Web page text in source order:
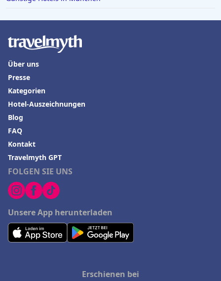
FOLGEN SIE UNS
Unsere App herunterladen
Über uns
Presse
Kategorien
Hotel-Auszeichnungen
Blog
FAQ
Kontakt
Travelmyth GPT
Erschienen bei